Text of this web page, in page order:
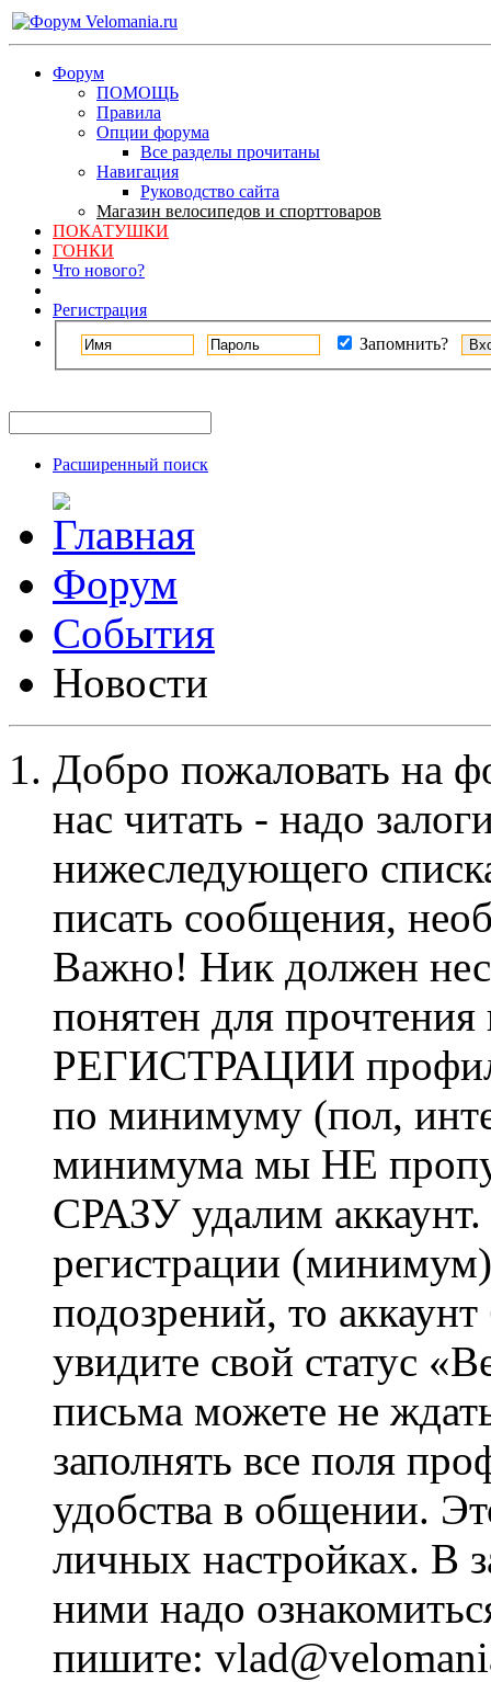
Форум
ПОМОЩЬ
Правила
Опции форума
Все разделы прочитаны
Навигация
Руководство сайта
Магазин велосипедов и спорттоваров
ПОКАТУШКИ
ГОНКИ
Что нового?
Регистрация
Запомнить?
Расширенный поиск
Форум
События
Новости
Добро пожаловать на
нас читать - надо
нижеследующего
писать сообщения,
Важно! Ник должен
понятен для
РЕГИСТРАЦИИ профиль
по минимуму (пол,
минимума мы НЕ
СРАЗУ удалим
регистрации
подозрений, то
увидите свой статус
письма можете не
заполнять все поля
удобства в общении.
личных настройках. В
ними надо
пишите: